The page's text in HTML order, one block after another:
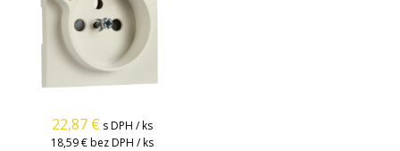
22,87 € s DPH / ks
18,59 €bez DPH / ks